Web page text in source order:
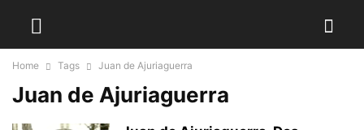
Home Tags Juan de Ajuriaguerra
Juan de Ajuriaguerra